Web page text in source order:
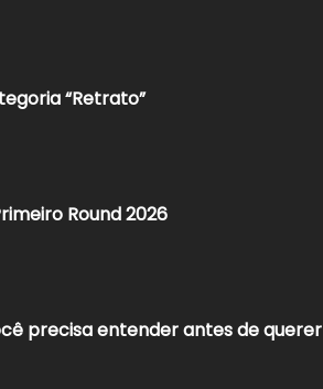
“Retrato”
Round 2026
precisa entender antes de querer